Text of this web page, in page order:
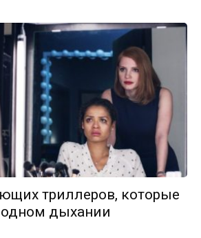
триллеров, которые
одном дыхании